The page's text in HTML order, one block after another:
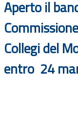
Aperto il
Collegi del
entro 24